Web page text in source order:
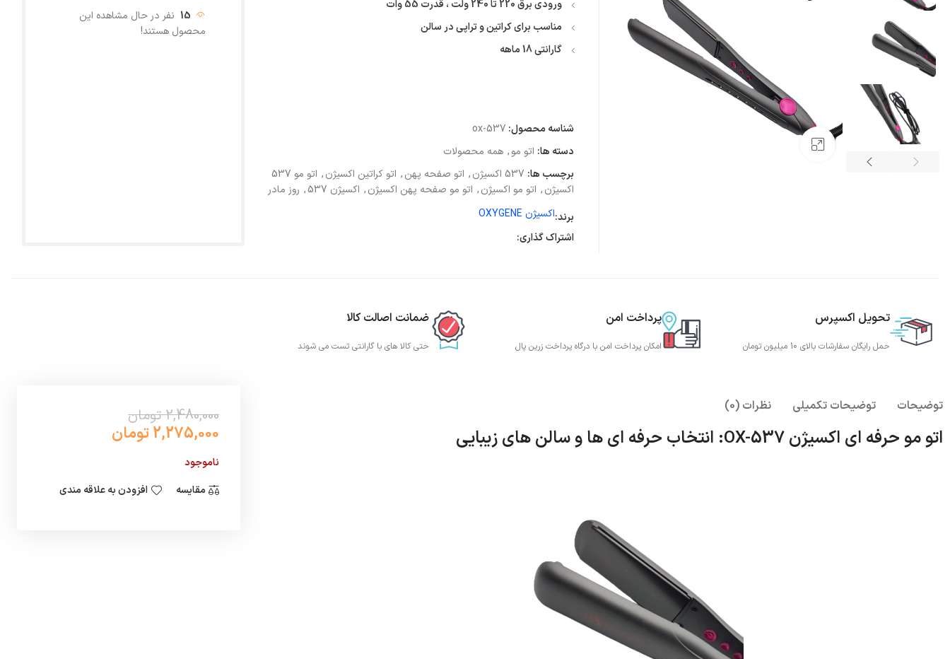
ورودی برق 220 تا 240 ولت ، قدرت 55 وات
مناسب برای کراتین و تراپی در سالن
گارانتی 18 ماهه
شناسه محصول: ox-537
دسته ها: اتو مو, همه محصولات
برچسب ها: 537 اکسیژن , اتو صفحه پهن, اتو کراتین اکسیژن,
اتو مو 537
اکسیژن, اتو مو اکسیژن, اتو مو صفحه پهن اکسیژن, اکسیژن 537 , روز مادر
برند:اکسیژن OXYGENE
اشتراک گذاری:
15 نفر در حال مشاهده این
محصول هستند!
تحویل اکسپرس
حمل رایگان سفارشات بالای 10 میلیون تومان
پرداخت امن
امکان پرداخت امن با درگاه پرداخت زرین پال
ضمانت اصالت کالا
حتی کالا های با گارانتی تست می شوند
توضیحات توضیحات تکمیلی نظرات (0)
اتو مو حرفه ای اکسیژن OX-537: انتخاب حرفه ای ها و سالن های زیبایی
2,480,000 تومان
2,275,000 تومان
ناموجود
مقایسه
افزودن به علاقه مندی